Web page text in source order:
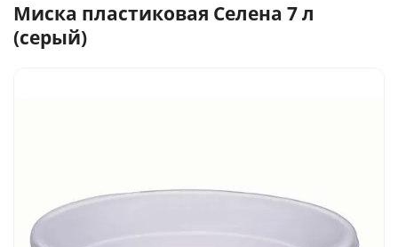
Миска пластиковая Селена 7 л
(серый)